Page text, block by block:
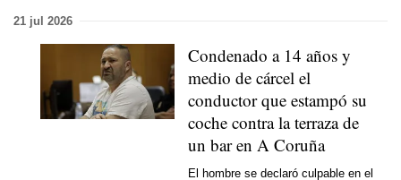
21 jul 2026
Condenado a 14 años y
medio de cárcel el
conductor que estampó su
coche contra la terraza de
un bar en A Coruña
El hombre se declaró culpable en el